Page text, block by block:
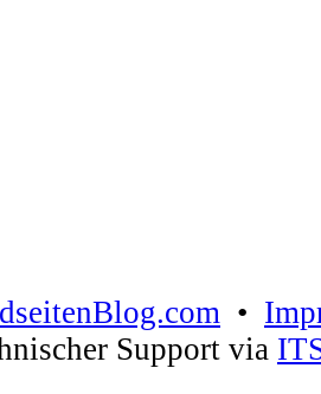
•
Support via